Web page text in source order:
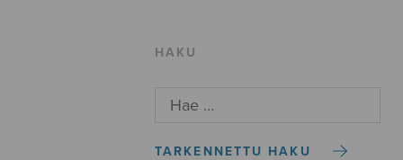
HAKU
TARKENNETTU HAKU